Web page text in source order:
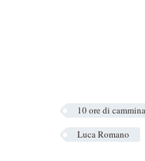
10 ore di
Luca Romano